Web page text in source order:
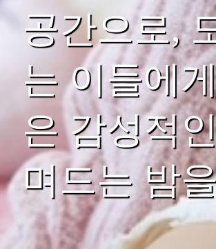
공간으로,
는 이들에
은 감성적
며드는 밤